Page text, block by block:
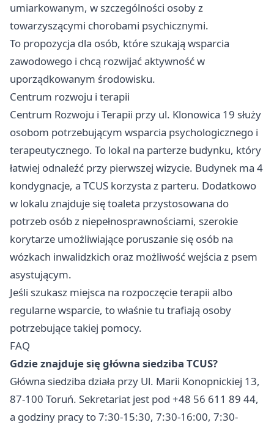
umiarkowanym, w szczególności osoby z
towarzyszącymi chorobami psychicznymi.
To propozycja dla osób, które szukają wsparcia
zawodowego i chcą rozwijać aktywność w
uporządkowanym środowisku.
Centrum rozwoju i terapii
Centrum Rozwoju i Terapii przy ul. Klonowica 19 służy
osobom potrzebującym wsparcia psychologicznego i
terapeutycznego. To lokal na parterze budynku, który
łatwiej odnaleźć przy pierwszej wizycie. Budynek ma 4
kondygnacje, a TCUS korzysta z parteru. Dodatkowo
w lokalu znajduje się toaleta przystosowana do
potrzeb osób z niepełnosprawnościami, szerokie
korytarze umożliwiające poruszanie się osób na
wózkach inwalidzkich oraz możliwość wejścia z psem
asystującym.
Jeśli szukasz miejsca na rozpoczęcie terapii albo
regularne wsparcie, to właśnie tu trafiają osoby
potrzebujące takiej pomocy.
FAQ
Gdzie znajduje się główna siedziba TCUS?
Główna siedziba działa przy Ul. Marii Konopnickiej 13,
87-100 Toruń. Sekretariat jest pod +48 56 611 89 44,
a godziny pracy to 7:30-15:30, 7:30-16:00, 7:30-